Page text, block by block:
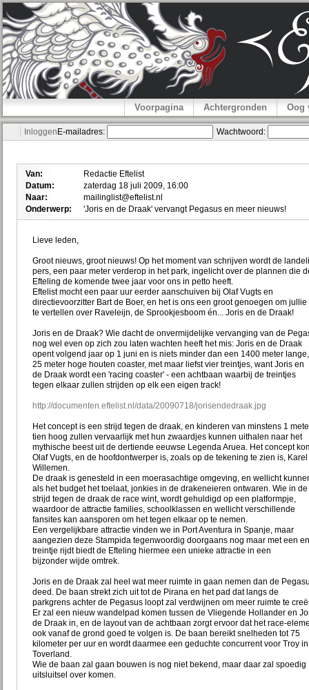
Voorpagina Achtergronden Oog
Inloggen E-mailadres: Wachtwoord:
Van:
Redactie Eftelist
Datum:
zaterdag 18 juli 2009, 16:00
Naar:
mailinglist@eftelist.nl
Onderwerp:
'Joris en de Draak' vervangt Pegasus en meer nieuws!
Lieve leden,
Groot nieuws, groot nieuws! Op het moment van schrijven wordt de
pers, een paar meter verderop in het park, ingelicht over de plannen die
Efteling de komende twee jaar voor ons in petto heeft.
Eftelist mocht een paar uur eerder aanschuiven bij Olaf Vugts en
directievoorzitter Bart de Boer, en het is ons een groot genoegen om jullie
te vertellen over Raveleijn, de Sprookjesboom én... Joris en de Draak!
Joris en de Draak? Wie dacht de onvermijdelijke vervanging van de
nog wel even op zich zou laten wachten heeft het mis: Joris en de Draak
opent volgend jaar op 1 juni en is niets minder dan een 1400 meter lange,
25 meter hoge houten coaster, met maar liefst vier treintjes, want Joris en
de Draak wordt een 'racing coaster' - een achtbaan waarbij de treintjes
tegen elkaar zullen strijden op elk een eigen track!
http://documenten.eftelist.nl/data/20090718/jorisendedraak.jpg
Het concept is een strijd tegen de draak, en kinderen van minstens 1
tien hoog zullen vervaarlijk met hun zwaardjes kunnen uithalen naar het
mythische beest uit de dertiende eeuwse Legenda Aruea. Het concept
Olaf Vugts, en de hoofdontwerper is, zoals op de tekening te zien is, Karel
Willemen.
De draak is genesteld in een moerasachtige omgeving, en wellicht
als het budget het toelaat, jonkies in de drakeneieren ontwaren. Wie in de
strijd tegen de draak de race wint, wordt gehuldigd op een platformpje,
waardoor de attractie families, schoolklassen en wellicht verschillende
fansites kan aansporen om het tegen elkaar op te nemen.
Een vergelijkbare attractie vinden we in Port Aventura in Spanje, maar
aangezien deze Stampida tegenwoordig doorgaans nog maar met een
treintje rijdt biedt de Efteling hiermee een unieke attractie in een
bijzonder wijde omtrek.
Joris en de Draak zal heel wat meer ruimte in gaan nemen dan de
deed. De baan strekt zich uit tot de Pirana en het pad dat langs de
parkgrens achter de Pegasus loopt zal verdwijnen om meer ruimte te
Er zal een nieuw wandelpad komen tussen de Vliegende Hollander en
de Draak in, en de layout van de achtbaan zorgt ervoor dat het race-
ook vanaf de grond goed te volgen is. De baan bereikt snelheden tot 75
kilometer per uur en wordt daarmee een geduchte concurrent voor Troy in
Toverland.
Wie de baan zal gaan bouwen is nog niet bekend, maar daar zal spoedig
uitsluitsel over komen.